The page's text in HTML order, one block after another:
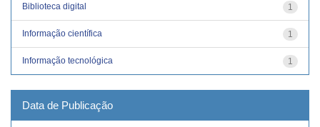
1
Biblioteca digital
1
Informação científica
1
Informação tecnológica
Data de Publicação